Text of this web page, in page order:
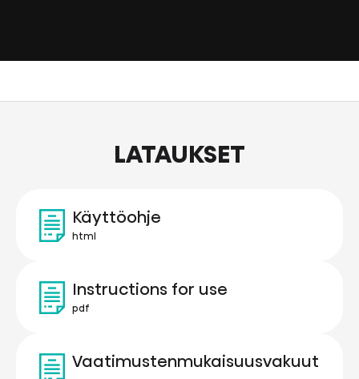
LATAUKSET
Käyttöohje
html
Instructions for use
pdf
Vaatimustenmukaisuusvakuut